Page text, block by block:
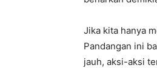
Jika kita hanya
Pandangan ini
jauh, aksi-aksi